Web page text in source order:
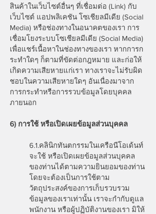
สินค้าในเว็บไซต์อื่นๆ ที่เชื่อมต่อ (Link) กับ
เว็บไซต์ แอปพลิเคชัน โซเชียลมีเดีย (Social
Media) หรือช่องทางในอนาคตของเรา การ
เชื่อมโยงระบบโซเชียลมีเดีย (Social Media)
เพื่อแชร์เนื้อหาในช่องทางของเรา หากการก
ระทำใดๆ ก็ตามที่ขัดต่อกฎหมาย และก่อให้
เกิดความเสียหายแก่เรา ทางเราจะไม่รับผิด
ชอบในความเสียหายใดๆ อันเนื่องมาจาก
การกระทำหรือการรวบข้อมูลโดยบุคคล
ภายนอก
6) การใช้ หรือเปิดเผยข้อมูลส่วนบุคคล
6.1.คลินิกทันตกรรมในเครือนีโอเด้นท์
จะใช้ หรือเปิดเผยข้อมูลส่วนบุคคล
ของท่านได้ตามความยินยอมของท่าน
โดยจะต้องเป็นการใช้ตาม
วัตถุประสงค์ของการเก็บรวบรวม
ข้อมูลของเราเท่านั้น เราจะกำกับดูแล
พนักงาน หรือผู้ปฏิบัติงานของเรา มิให้